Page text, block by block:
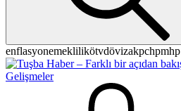
enflasyonemeklilikötvdövizakpchpmhp